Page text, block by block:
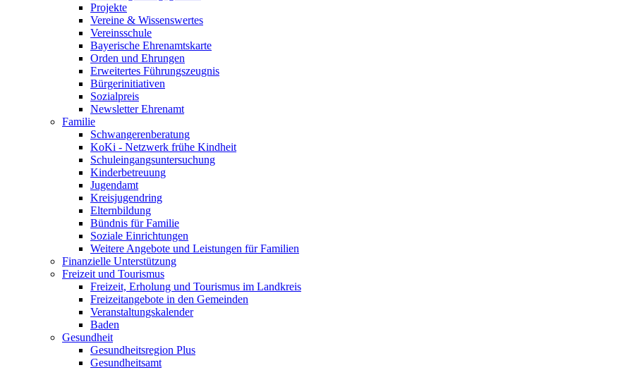
Projekte
Vereine & Wissenswertes
Vereinsschule
Bayerische Ehrenamtskarte
Orden und Ehrungen
Erweitertes Führungszeugnis
Bürgerinitiativen
Sozialpreis
Newsletter Ehrenamt
Familie
Schwangerenberatung
KoKi - Netzwerk frühe Kindheit
Schuleingangsuntersuchung
Kinderbetreuung
Jugendamt
Kreisjugendring
Elternbildung
Bündnis für Familie
Soziale Einrichtungen
Weitere Angebote und Leistungen für Familien
Finanzielle Unterstützung
Freizeit und Tourismus
Freizeit, Erholung und Tourismus im Landkreis
Freizeitangebote in den Gemeinden
Veranstaltungskalender
Baden
Gesundheit
Gesundheitsregion Plus
Gesundheitsamt